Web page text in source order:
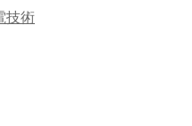
技術